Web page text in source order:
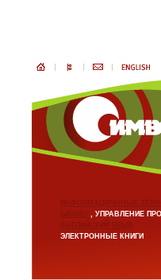
ИНФОРМАЦИОННЫЕ
БИЗНЕС, УПРАВЛЕНИЕ
АНГЛИЙСКИЙ ЯЗЫК
ЭЛЕКТРОННЫЕ КНИГИ